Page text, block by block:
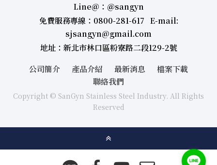
Line＠：＠sangyn
免費服務專線：0800-281-617 E-mail:
sjsangyn@gmail.com
地址：新北市林口區粉寮路二段129-2號
公司簡介
產品介紹 最新消息
檔案下載
聯絡我們
Copyright © SanGyn Stainless Steel Industry. All Rights
Reserved